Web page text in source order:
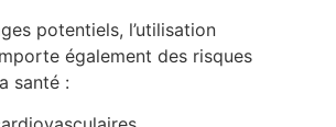
potentiels, l’utilisation
également des risques
santé :